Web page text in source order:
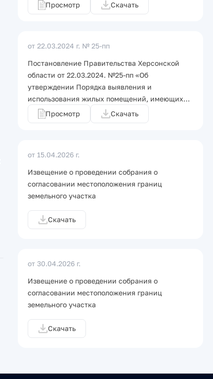
Просмотр
Скачать
от 22.03.2024 г. № 25-пп
Постановление Правительства Херсонской
области от 22.03.2024. №25-пп «Об
утверждении Порядка выявления и
использования жилых помещений, имеющих…
Просмотр
Скачать
от 15.04.2026 г.
Извещение о проведении собрания о
согласовании местоположения границ
земельного участка
Скачать
от 30.04.2026 г.
Извещение о проведении собрания о
согласовании местоположения границ
земельного участка
Скачать